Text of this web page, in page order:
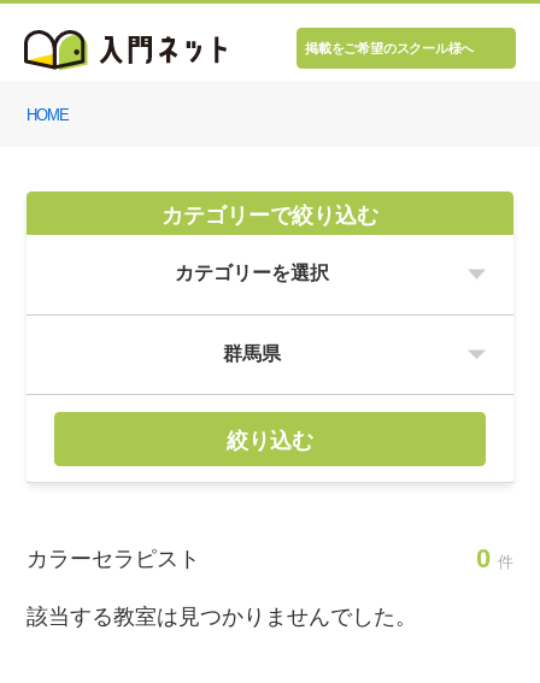
掲載をご希望のスクール様へ
HOME
カテゴリーで絞り込む
絞り込む
カラーセラピスト 0 件
該当する教室は見つかりませんでした。